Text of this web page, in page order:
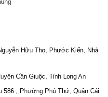
Hữu Thọ, Phước Kiển, Nhà
Cần Giuộc, Tỉnh Long An
586 , Phường Phú Thứ, Quận Cái